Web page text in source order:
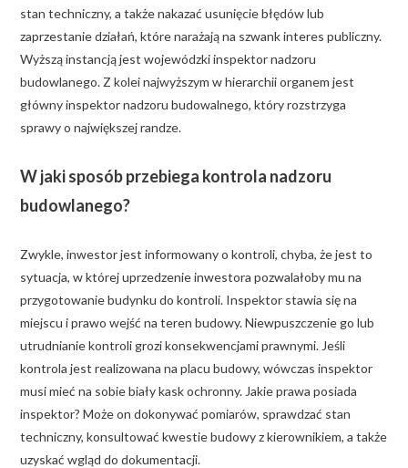
stan techniczny, a także nakazać usunięcie błędów lub
zaprzestanie działań, które narażają na szwank interes publiczny.
Wyższą instancją jest wojewódzki inspektor nadzoru
budowlanego. Z kolei najwyższym w hierarchii organem jest
główny inspektor nadzoru budowalnego, który rozstrzyga
sprawy o największej randze.
W jaki sposób przebiega kontrola nadzoru
budowlanego?
Zwykle, inwestor jest informowany o kontroli, chyba, że jest to
sytuacja, w której uprzedzenie inwestora pozwalałoby mu na
przygotowanie budynku do kontroli. Inspektor stawia się na
miejscu i prawo wejść na teren budowy. Niewpuszczenie go lub
utrudnianie kontroli grozi konsekwencjami prawnymi. Jeśli
kontrola jest realizowana na placu budowy, wówczas inspektor
musi mieć na sobie biały kask ochronny. Jakie prawa posiada
inspektor? Może on dokonywać pomiarów, sprawdzać stan
techniczny, konsultować kwestie budowy z kierownikiem, a także
uzyskać wgląd do dokumentacji.